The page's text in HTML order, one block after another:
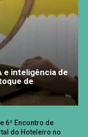
e inteligência de
de
6º Encontro de
do Hoteleiro no